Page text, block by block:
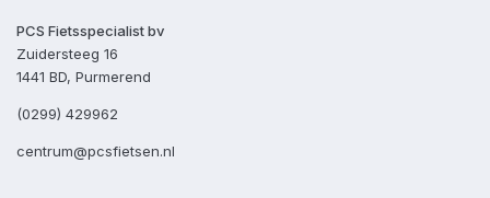
PCS Fietsspecialist bv
Zuidersteeg 16
1441 BD, Purmerend
(0299) 429962
centrum@pcsfietsen.nl